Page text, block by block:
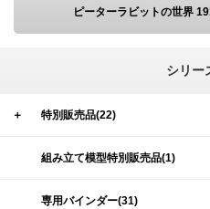
ピーターラビットの世界
シリー
＋ 特別販売品(22)
組み立て模型特別販売品(1)
専用バインダー(31)